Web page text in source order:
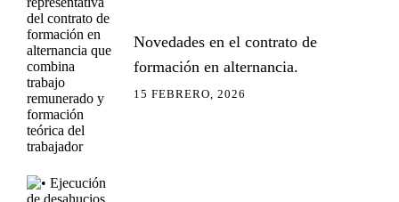
Novedades en el contrato de
formación en alternancia.
15 FEBRERO, 2026